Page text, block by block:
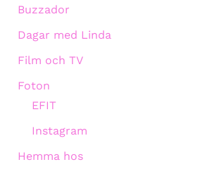
Buzzador
Dagar med Linda
Film och TV
Foton
EFIT
Instagram
Hemma hos